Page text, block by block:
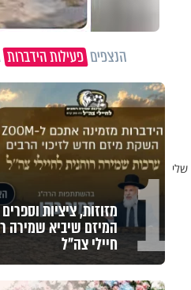
הנצפיםפעילות הידברות
1 מזוזות, ציציות
המיזם שיביא שמירה
חיילי צה"ל